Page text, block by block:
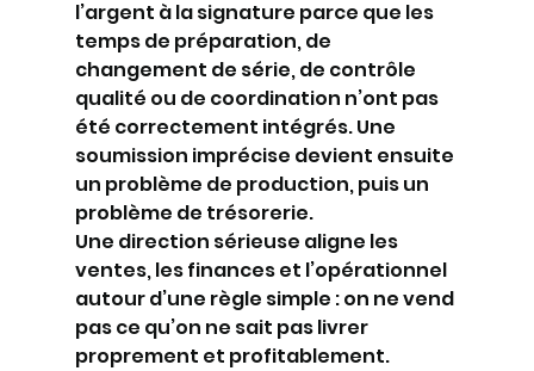
l’argent à la signature parce que les
temps de préparation, de
changement de série, de contrôle
qualité ou de coordination n’ont pas
été correctement intégrés. Une
soumission imprécise devient ensuite
un problème de production, puis un
problème de trésorerie.
Une direction sérieuse aligne les
ventes, les finances et l’opérationnel
autour d’une règle simple : on ne vend
pas ce qu’on ne sait pas livrer
proprement et profitablement.